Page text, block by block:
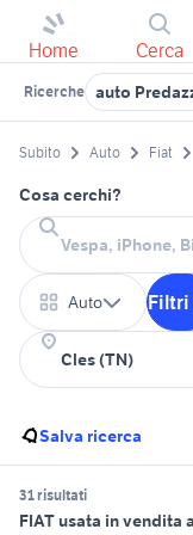
Home Cerca
Ricerche auto
Subito Auto Fiat
Cosa cerchi?
Auto Filtri
Salva ricerca
31 risultati
FIAT usata in vendita